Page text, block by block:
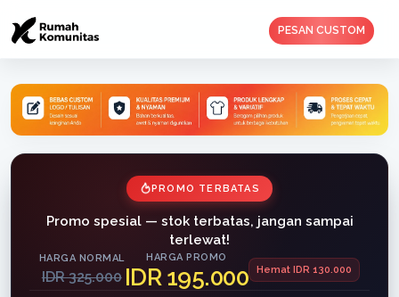
PESAN CUSTOM
PROMO TERBATAS
Promo spesial — stok terbatas, jangan sampai
terlewat!
HARGA NORMAL
IDR 325.000
HARGA PROMO
IDR 195.000 Hemat IDR 130.000